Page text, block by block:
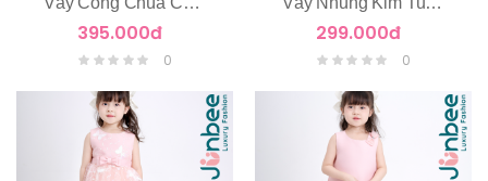
395.000đ
0
299.000đ
0